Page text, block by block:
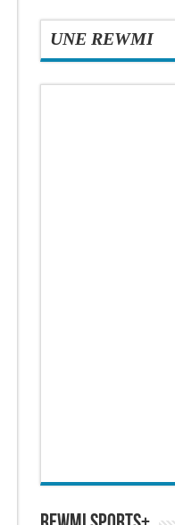
UNE REWMI